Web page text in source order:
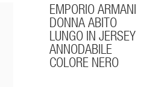
EMPORIO ARMANI
DONNA ABITO
LUNGO IN JERSEY
ANNODABILE
COLORE NERO